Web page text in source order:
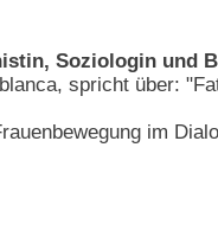
Soziologin und
spricht über:
im